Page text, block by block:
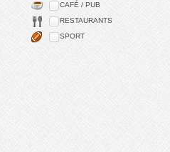
CAFÉ / PUB
RESTAURANTS
SPORT